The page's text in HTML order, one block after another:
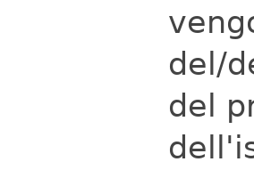
del/
del